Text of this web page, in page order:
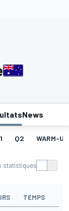
News
Q2 WARM-UP
statistiques
TEMPS